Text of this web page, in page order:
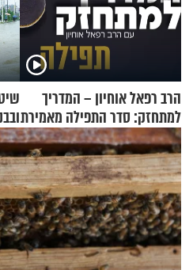
הרב רפאל אוחיון – המדריך
למתחזק: סדר התפילה מאמירת
הקורבנות ועד קריאת שמע